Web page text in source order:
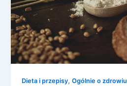
Dieta i przepisy,Ogólnie o zdrowiu